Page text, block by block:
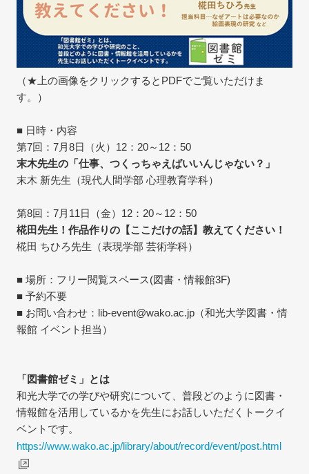
（★上の画像をクリックするとPDFでご覧いただけま
す。）
■ 日時・内容
第7回：7月8日（火）12：20～12：50
末木先生の「仕事、つくっちゃえばいいんじゃない？」
末木 新先生（現代人間学部 心理教育学科）
第8回：7月11日（金）12：20～12：50
椛田先生！作品作りの【ここだけの話】教えてください！
椛田 ちひろ先生（表現学部 芸術学科）
■ 場所：フリー閲覧スペース(図書・情報館3F)
■ 予約不要
■ お問い合わせ：lib-event@wako.ac.jp（和光大学図書・情
報館 イベント担当）
「図書館ゼミ」とは
和光大学での学びや研究について、普段どのように図書・
情報館を活用しているかを先生にお話しいただくトークイ
ベントです。
https://www.wako.ac.jp/library/about/record/event/post.html